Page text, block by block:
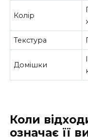
Колір
Текстура
Домішки
Коли
означає її